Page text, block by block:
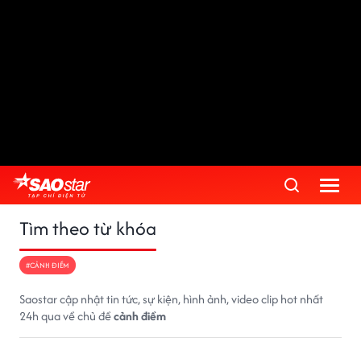
Tìm theo từ khóa
#CẢNH ĐIỀM
Saostar cập nhật tin tức, sự kiện, hình ảnh, video clip hot nhất
24h qua về chủ đềcảnh điềm